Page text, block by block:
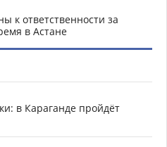
к ответственности за
в Астане
в Караганде пройдёт